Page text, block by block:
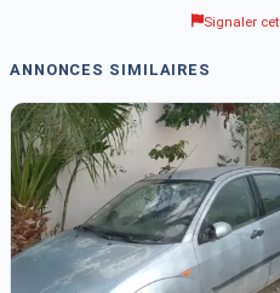
Signaler
ANNONCES SIMILAIRES